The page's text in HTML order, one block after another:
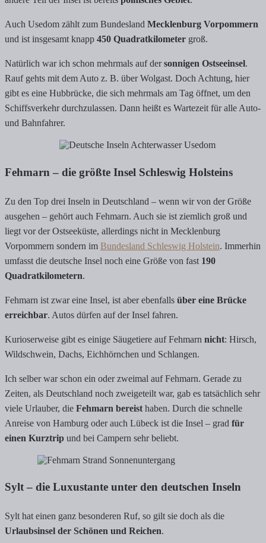
Auch Usedom zählt zum Bundesland Mecklenburg Vorpommern
und ist insgesamt knapp 450 Quadratkilometer groß.
Natürlich war ich schon mehrmals auf dersonnigen Ostseeinsel.
Rauf gehts mit dem Auto z. B. über Wolgast. Doch Achtung, hier
gibt es eine Hubbrücke, die sich mehrmals am Tag öffnet, um den
Schiffsverkehr durchzulassen. Dann heißt es Wartezeit für alle Auto-
und Bahnfahrer.
Fehmarn – die größte Insel Schleswig Holsteins
Zu den Top drei Inseln in Deutschland – wenn wir von der Größe
ausgehen – gehört auch Fehmarn. Auch sie ist ziemlich groß und
liegt vor der Ostseeküste, allerdings nicht in Mecklenburg
Vorpommern sondern im Bundesland Schleswig Holstein. Immerhin
umfasst die deutsche Insel noch eine Größe von fast 190
Quadratkilometern.
Fehmarn ist zwar eine Insel, ist aber ebenfalls über eine Brücke
erreichbar. Autos dürfen auf der Insel fahren.
Kurioserweise gibt es einige Säugetiere auf Fehmarn nicht: Hirsch,
Wildschwein, Dachs, Eichhörnchen und Schlangen.
Ich selber war schon ein oder zweimal auf Fehmarn. Gerade zu
Zeiten, als Deutschland noch zweigeteilt war, gab es tatsächlich sehr
viele Urlauber, die Fehmarn bereist haben. Durch die schnelle
Anreise von Hamburg oder auch Lübeck ist die Insel – grad für
einen Kurztrip und bei Campern sehr beliebt.
Sylt – die Luxustante unter den deutschen Inseln
Sylt hat einen ganz besonderen Ruf, so gilt sie doch als die
Urlaubsinsel der Schönen und Reichen.